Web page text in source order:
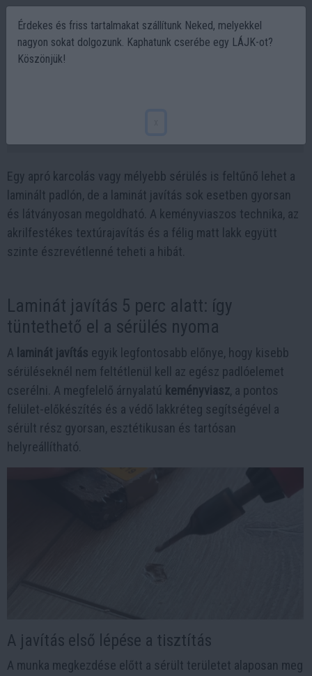
Egy apró karcolás vagy mélyebb sérülés is feltűnő lehet a
laminált padlón, de a laminát javítás sok esetben gyorsan
és látványosan megoldható. A keményviaszos technika, az
akrilfestékes textúrajavítás és a félig matt lakk együtt
szinte észrevétlenné teheti a hibát.
Laminát javítás 5 perc alatt: így
tüntethető el a sérülés nyoma
A laminát javítás egyik legfontosabb előnye, hogy kisebb
sérüléseknél nem feltétlenül kell az egész padlóelemet
cserélni. A megfelelő árnyalatú keményviasz, a pontos
felület-előkészítés és a védő lakkréteg segítségével a
sérült rész gyorsan, esztétikusan és tartósan
helyreállítható.
A javítás első lépése a tisztítás
A munka megkezdése előtt a sérült területet alaposan meg
Érdekes és friss tartalmakat szállítunk Neked, melyekkel
nagyon sokat dolgozunk. Kaphatunk cserébe egy LÁJK-ot?
Köszönjük!